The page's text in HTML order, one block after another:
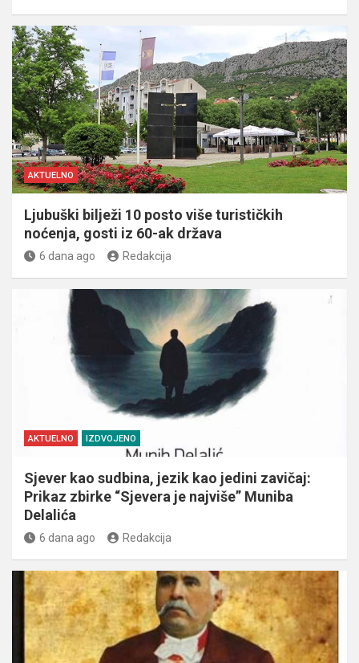
AKTUELNO
Ljubuški bilježi 10 posto više turističkih
noćenja, gosti iz 60-ak država
6 dana ago Redakcija
AKTUELNO IZDVOJENO
Sjever kao sudbina, jezik kao jedini zavičaj:
Prikaz zbirke “Sjevera je najviše” Muniba
Delalića
6 dana ago Redakcija